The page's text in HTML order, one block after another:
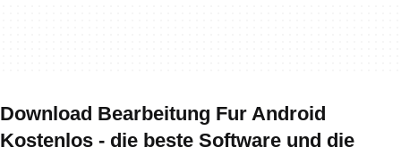
Download Bearbeitung Fur Android
Kostenlos - die beste Software und die